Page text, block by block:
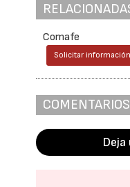
Comafe
Solicitar información